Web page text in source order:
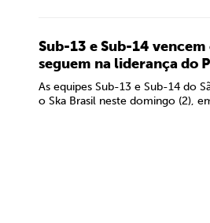
Sub-13 e Sub-14 vencem
seguem na liderança do
As equipes Sub-13 e Sub-14 do
o Ska Brasil neste domingo (2),